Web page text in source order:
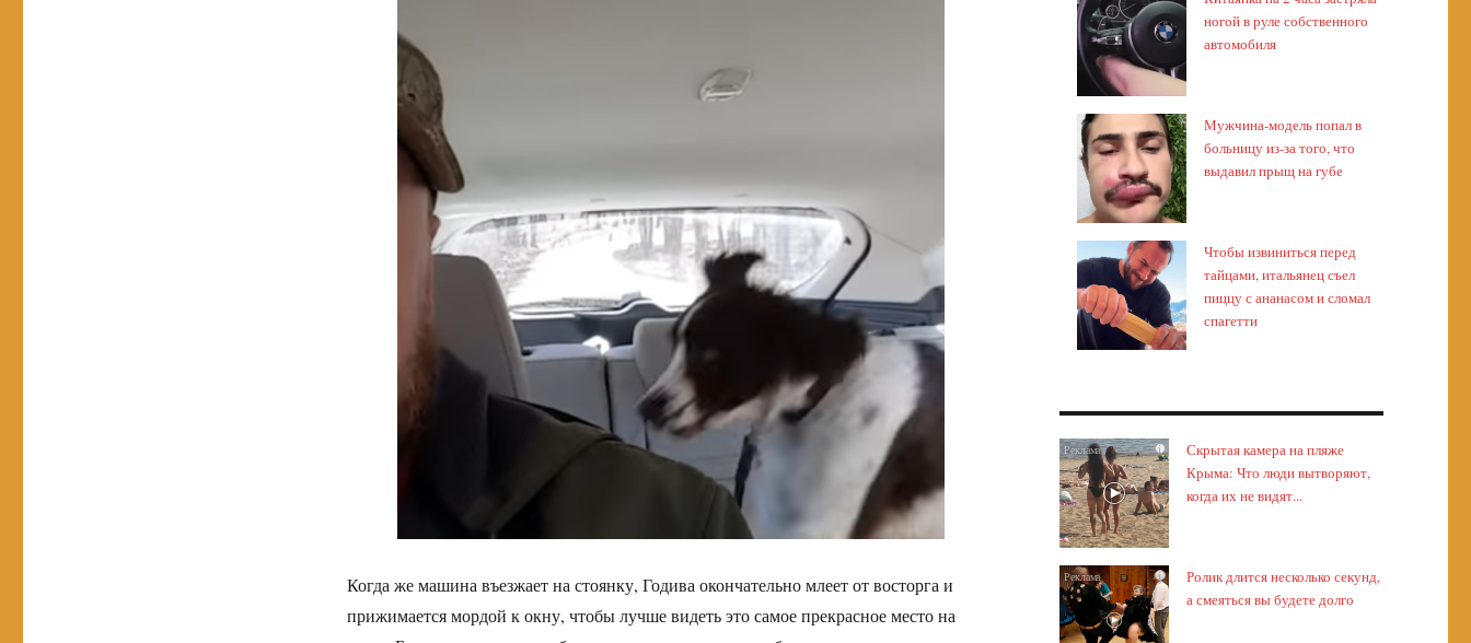
Когда же машина въезжает на стоянку, Годива окончательно млеет от восторга и
прижимается мордой к окну, чтобы лучше видеть это самое прекрасное место на
ногой в руле собственного
автомобиля
Мужчина-модель попал в
больницу из-за того, что
выдавил прыщ на губе
Чтобы извиниться перед
тайцами, итальянец съел
пиццу с ананасом и сломал
спагетти
i
Скрытая камера на пляже
Крыма: Что люди вытворяют,
когда их не видят...
i
Ролик длится несколько секунд,
а смеяться вы будете долго